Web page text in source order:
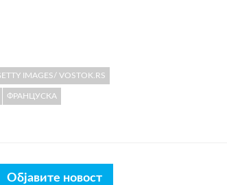
IMAGES/ VOSTOK.RS
ФРАНЦУСКА
Објавите новост